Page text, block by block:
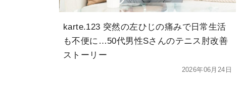
karte.123 突然の左ひじの痛みで日常生活
も不便に…50代男性Sさんのテニス肘改善
ストーリー
2026年06月24日